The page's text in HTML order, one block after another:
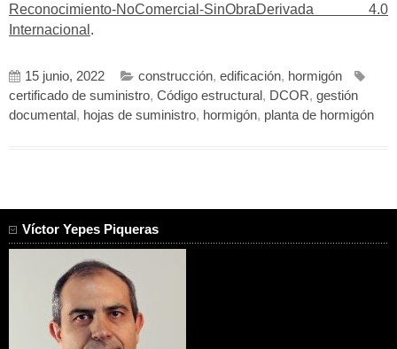
Reconocimiento-NoComercial-SinObraDerivada 4.0
Internacional .
15 junio, 2022 construcción, edificación, hormigón
certificado de suministro, Código estructural , DCOR, gestión
documental , hojas de suministro, hormigón, planta de hormigón
Víctor Yepes Piqueras